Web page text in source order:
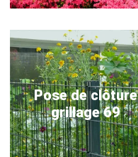
Pose de clôture
grillage 69